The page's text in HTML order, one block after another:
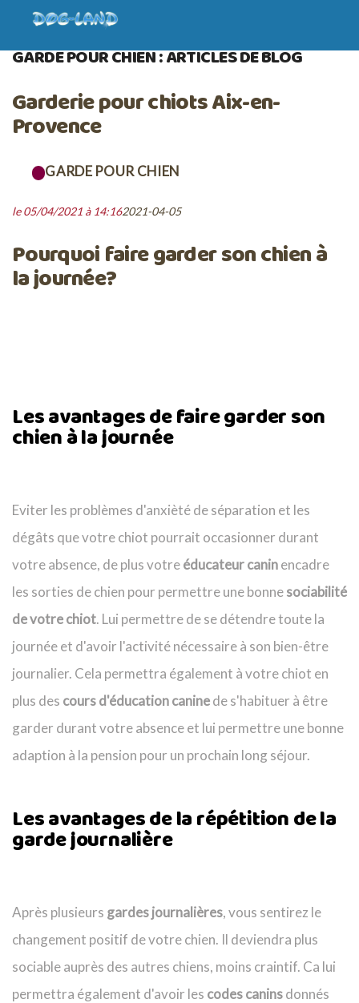
ACCUEIL BLOG
GARDE POUR CHIEN : ARTICLES DE BLOG
Garderie pour chiots Aix-en-
Provence
GARDE POUR CHIEN
le 05/04/2021 à 14:162021-04-05
Pourquoi faire garder son chien à
la journée?
Les avantages de faire garder son
chien à la journée
Eviter les problèmes d'anxièté de séparation et les
dégâts que votre chiot pourrait occasionner durant
votre absence, de plus votreéducateur caninencadre
les sorties de chien pour permettre une bonnesociabilité
de votre chiot. Lui permettre de se détendre toute la
journée et d'avoir l'activité nécessaire à son bien-être
journalier. Cela permettra également à votre chiot en
plus des cours d'éducation caninede s'habituer à être
garder durant votre absence et lui permettre une bonne
adaption à la pension pour un prochain long séjour.
Les avantages de la répétition de la
garde journalière
Après plusieurs gardes journalières, vous sentirez le
changement positif de votre chien. Il deviendra plus
sociable auprès des autres chiens, moins craintif. Ca lui
permettra également d'avoir les codes caninsdonnés